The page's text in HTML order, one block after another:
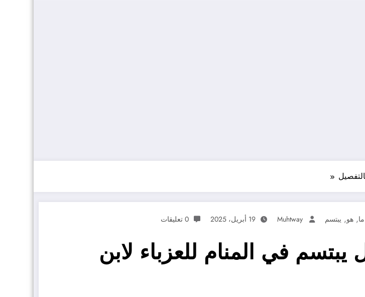
ما, هو, يبتسم Muhtway 19 أبريل، 2025 0 تعليقات
في المنام للعزباء لابن